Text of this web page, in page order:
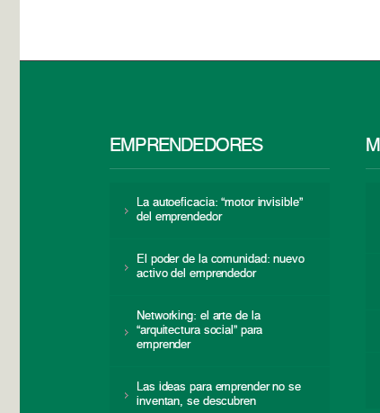
EMPRENDEDORES
La autoeficacia: “motor invisible”
del emprendedor
El poder de la comunidad: nuevo
activo del emprendedor
Networking: el arte de la
“arquitectura social” para
emprender
Las ideas para emprender no se
inventan, se descubren